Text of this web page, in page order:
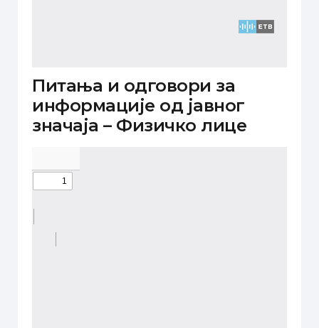
Питања и одговори за
информације од јавног
значаја – Физичко лице